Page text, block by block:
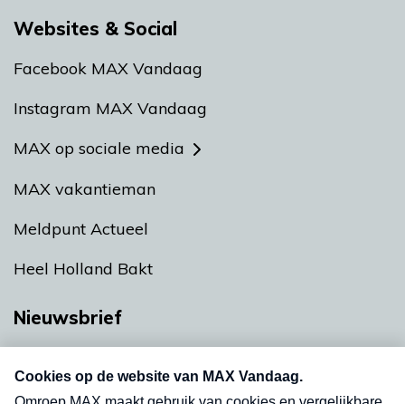
Websites & Social
Facebook MAX Vandaag
Instagram MAX Vandaag
MAX op sociale media
MAX vakantieman
Meldpunt Actueel
Heel Holland Bakt
Nieuwsbrief
nieuwsbrief. Elke vrijdag- en dinsdagochtend in